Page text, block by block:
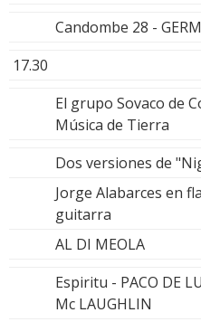
Candombe 28 -
17.30
El grupo Sovaco de
Música de Tierra
Dos versiones de
Jorge Alabarces en
guitarra
AL DI MEOLA
Espiritu - PACO DE
Mc LAUGHLIN